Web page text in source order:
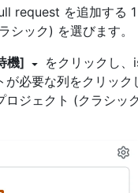
request を追加する
シック) を選びます。
機]
をクリックし
が必要な列をクリック
ロジェクト (クラシッ